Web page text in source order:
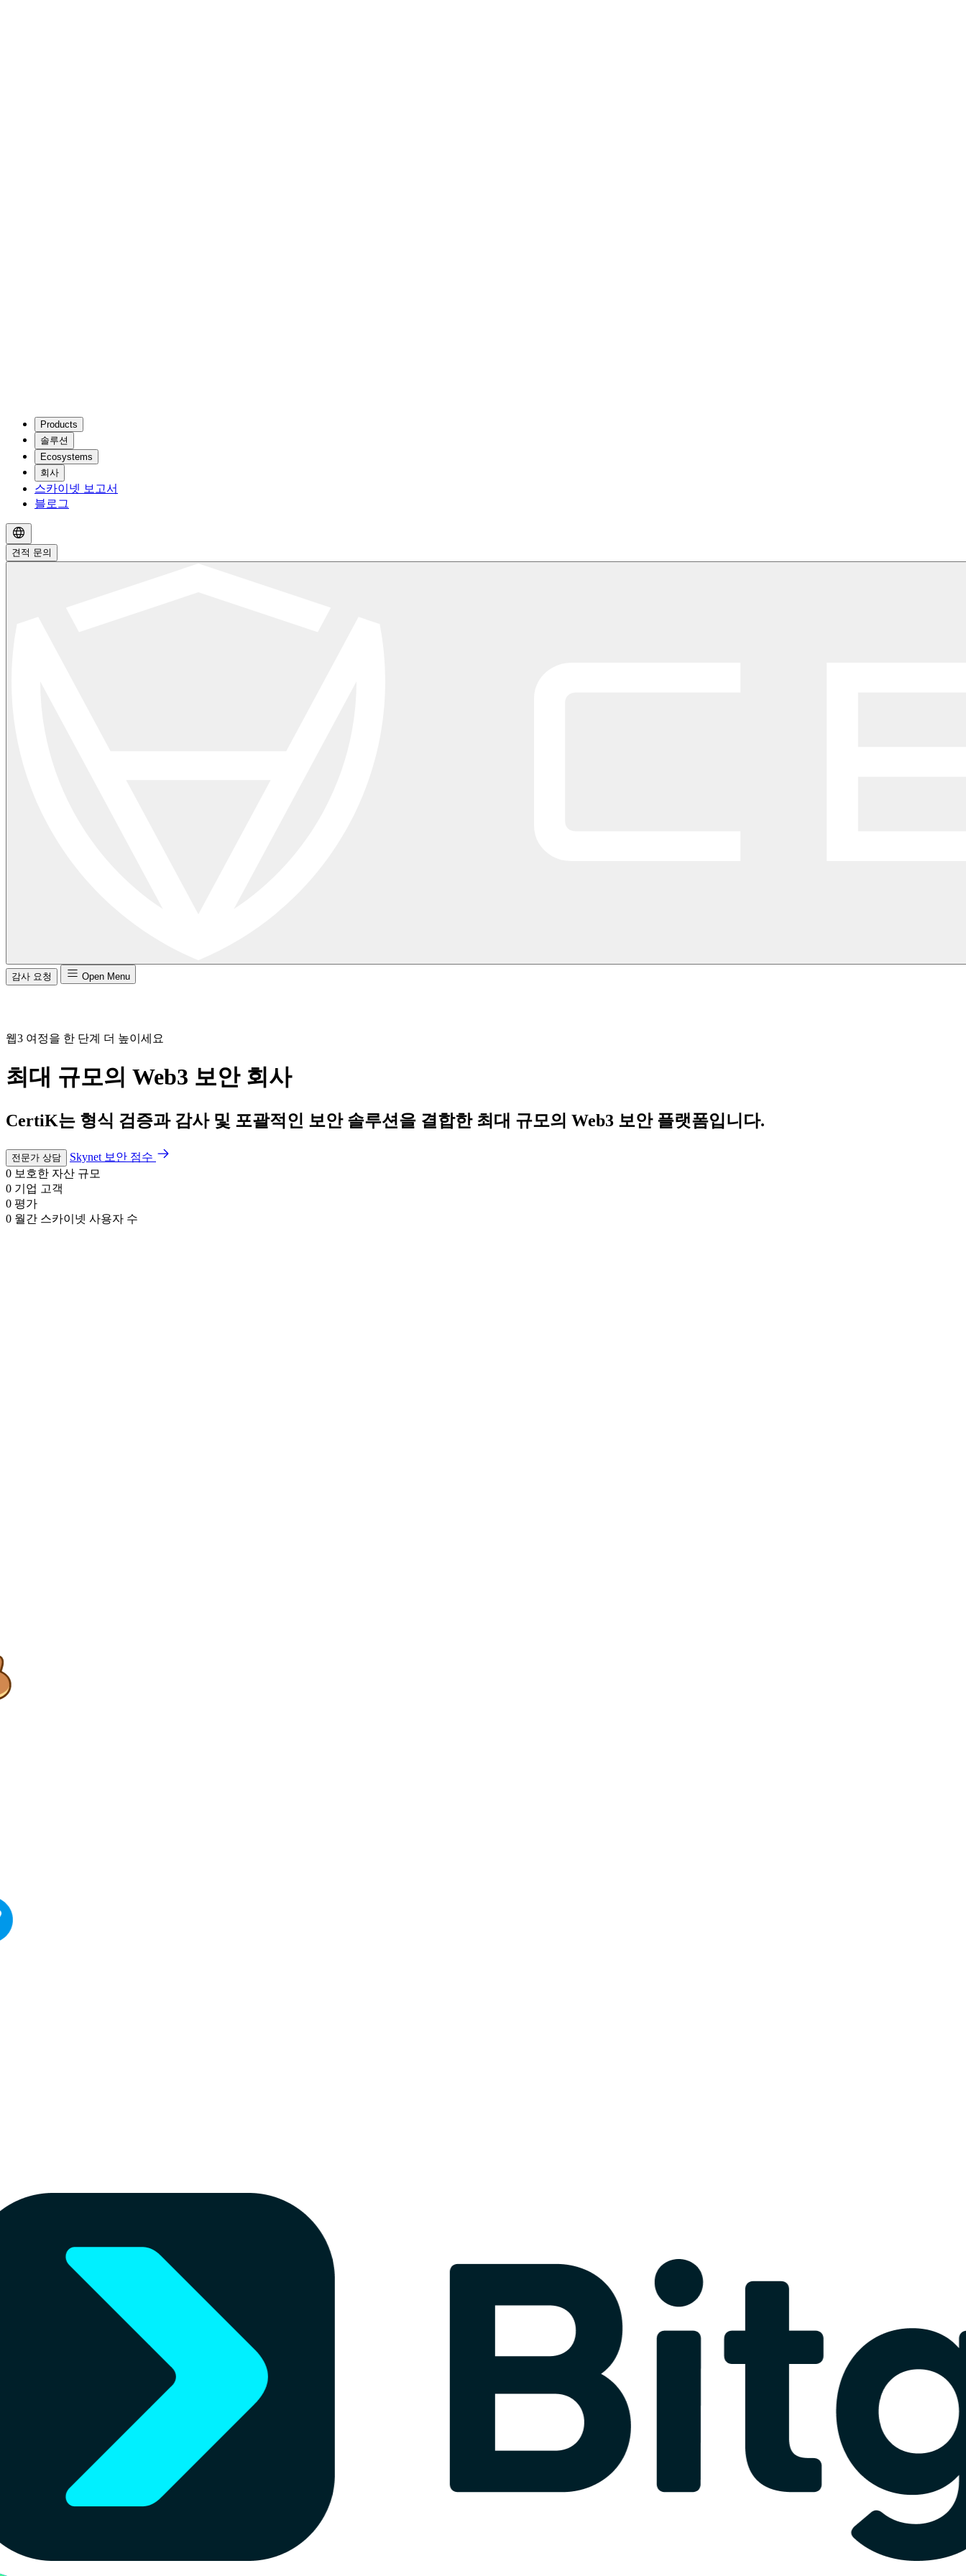
Products
솔루션
Ecosystems
회사
스카이넷 보고서
블로그
견적 문의
감사 요청 Open Menu
웹3 여정을 한 단계 더 높이세요
최대 규모의 Web3 보안 회사
CertiK는 형식 검증과 감사 및 포괄적인 보안 솔루션을 결합한 최대 규모의 Web3 보안 플랫폼입니다.
전문가 상담
Skynet 보안 점수
0 보호한 자산 규모
0 기업 고객
0 평가
0 월간 스카이넷 사용자 수